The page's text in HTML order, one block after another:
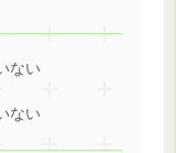
ない
ない